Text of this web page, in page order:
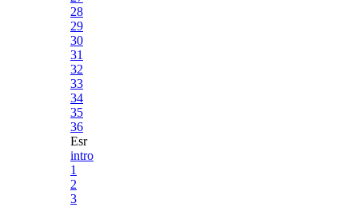
28
29
30
31
32
33
34
35
36
Esr
intro
1
2
3